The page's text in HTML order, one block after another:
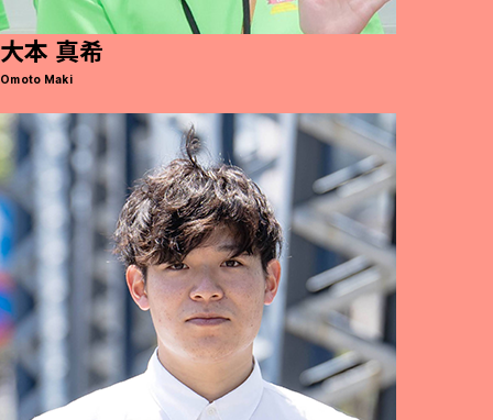
大本 真希
Omoto Maki